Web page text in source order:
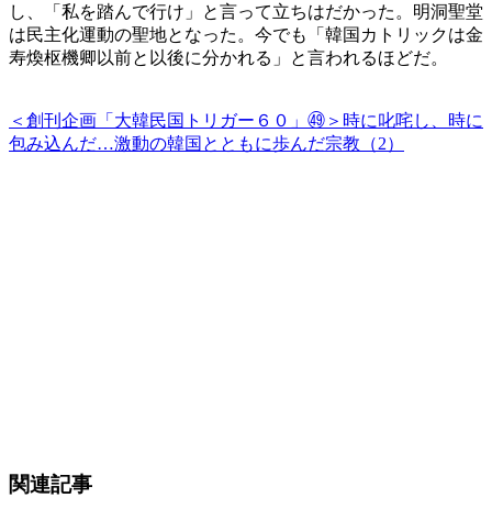
し、「私を踏んで行け」と言って立ちはだかった。明洞聖堂
は民主化運動の聖地となった。今でも「韓国カトリックは金
寿煥枢機卿以前と以後に分かれる」と言われるほどだ。
＜創刊企画「大韓民国トリガー６０」㊾＞時に叱咤し、時に
包み込んだ…激動の韓国とともに歩んだ宗教（2）
関連記事